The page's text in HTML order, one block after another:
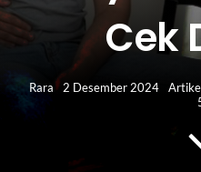
for:
Cek
Rara 2 Desember 2024